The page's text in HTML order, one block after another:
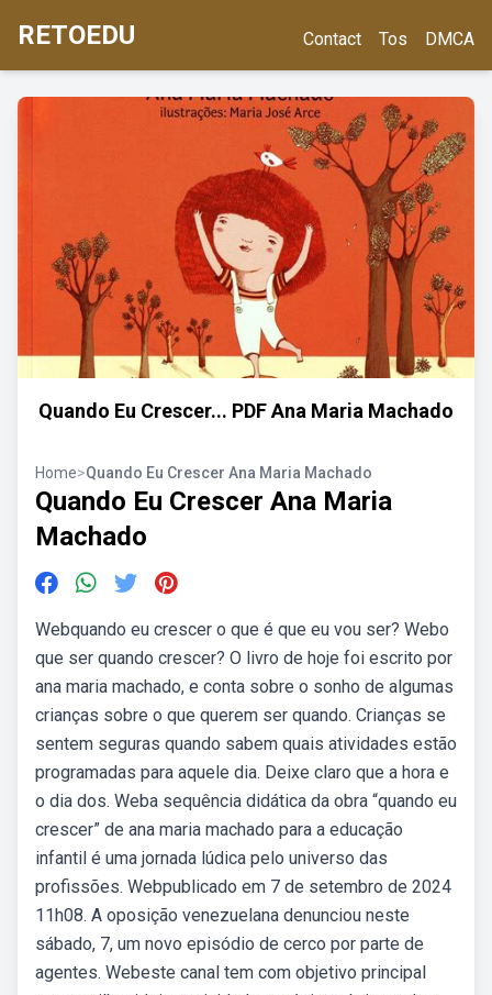
RETOEDU Contact Tos DMCA
Quando Eu Crescer... PDF Ana Maria Machado
Home>Quando Eu Crescer Ana Maria Machado
Quando Eu Crescer Ana Maria
Machado
Webquando eu crescer o que é que eu vou ser? Webo
que ser quando crescer? O livro de hoje foi escrito por
ana maria machado, e conta sobre o sonho de algumas
crianças sobre o que querem ser quando. Crianças se
sentem seguras quando sabem quais atividades estão
programadas para aquele dia. Deixe claro que a hora e
o dia dos. Weba sequência didática da obra “quando eu
crescer” de ana maria machado para a educação
infantil é uma jornada lúdica pelo universo das
profissões. Webpublicado em 7 de setembro de 2024
11h08. A oposição venezuelana denunciou neste
sábado, 7, um novo episódio de cerco por parte de
agentes. Webeste canal tem com objetivo principal